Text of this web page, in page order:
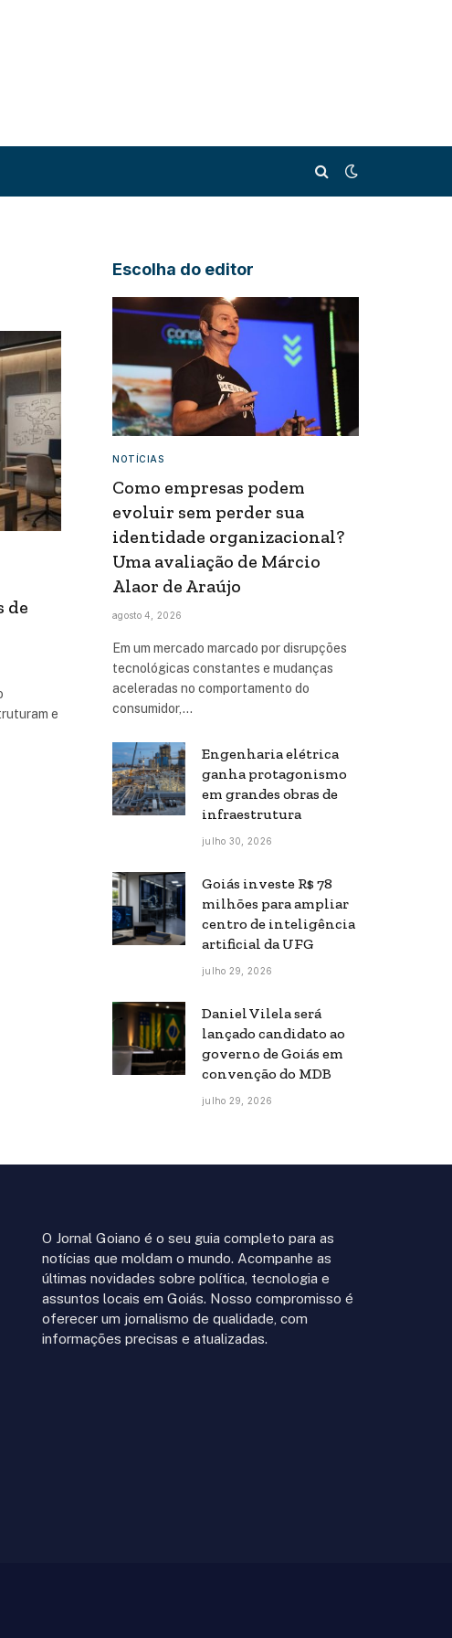
de
e
Escolha do editor
NOTÍCIAS
Como empresas podem
evoluir sem perder sua
identidade organizacional?
Uma avaliação de Márcio
Alaor de Araújo
agosto 4, 2026
Em um mercado marcado por disrupções
tecnológicas constantes e mudanças
aceleradas no comportamento do
consumidor,…
Engenharia elétrica
ganha protagonismo
em grandes obras de
infraestrutura
julho 30, 2026
Goiás investe R$ 78
milhões para ampliar
centro de inteligência
artificial da UFG
julho 29, 2026
Daniel Vilela será
lançado candidato ao
governo de Goiás em
convenção do MDB
julho 29, 2026
O Jornal Goiano é o seu guia completo para as
notícias que moldam o mundo. Acompanhe as
últimas novidades sobre política, tecnologia e
assuntos locais em Goiás. Nosso compromisso é
oferecer um jornalismo de qualidade, com
informações precisas e atualizadas.